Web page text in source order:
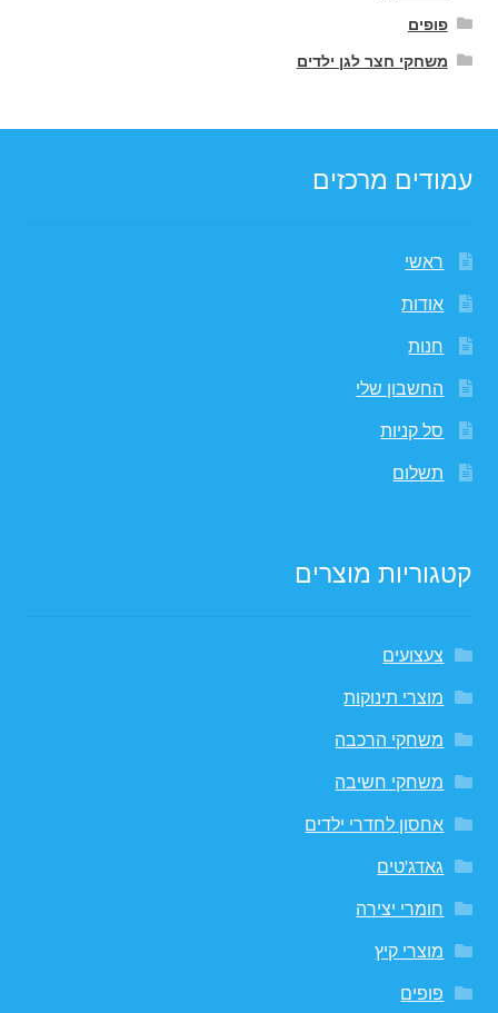
פופים
משחקי חצר לגן ילדים
עמודים מרכזים
ראשי
אודות
חנות
החשבון שלי
סל קניות
תשלום
קטגוריות מוצרים
צעצועים
מוצרי תינוקות
משחקי הרכבה
משחקי חשיבה
אחסון לחדרי ילדים
גאדג'טים
חומרי יצירה
מוצרי קיץ
פופים